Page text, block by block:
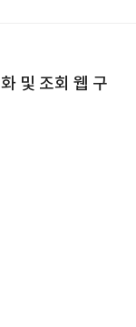
및 조회 웹 구